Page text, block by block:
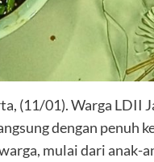
(11/01). Warga LDII
dengan penuh
mulai dari anak-